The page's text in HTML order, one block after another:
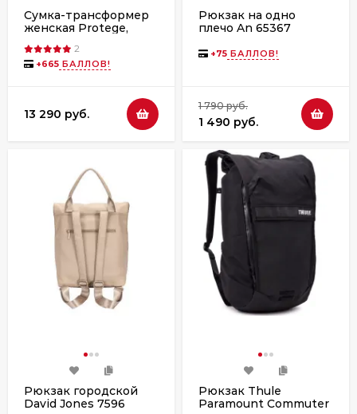
Сумка-трансформер
женская Protege,
24 синяя2
+665 БАЛЛОВ!
13 290 руб.
Рюкзак на одно
плечо An 65367
+75 БАЛЛОВ!
1 790 руб.
1 490 руб.
Рюкзак городской
David Jones 7596
Рюкзак Thule
Paramount Commuter